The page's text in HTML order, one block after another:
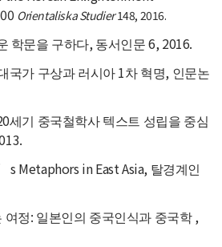
Orientaliska Studier148, 2016.
학문을 구하다, 동서인문 6, 2016.
국가 구상과 러시아 1차 혁명, 인문논
세기 중국철학사 텍스트 성립을 중심
Metaphors in East Asia, 탈경계인
정: 일본인의 중국인식과 중국학 ,